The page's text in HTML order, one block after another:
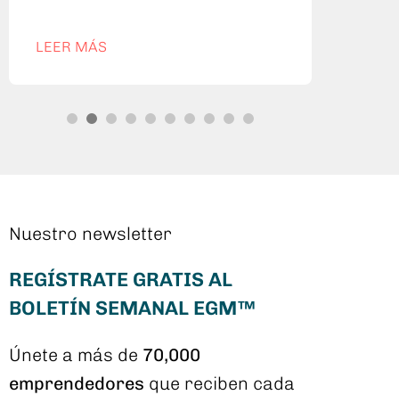
LEER MÁS
Nuestro newsletter
REGÍSTRATE GRATIS AL
BOLETÍN SEMANAL EGM™
Únete a más de 70,000
emprendedores que reciben cada